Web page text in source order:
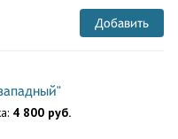
Добавить
4 800 руб.